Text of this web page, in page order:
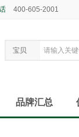
400-605-2001
宝贝
品牌汇总